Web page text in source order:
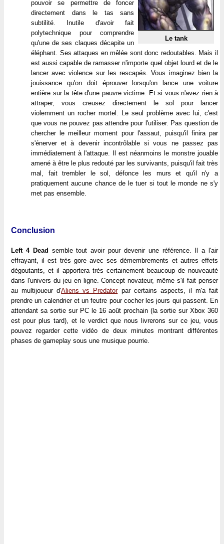
Le tank
pouvoir se permettre de foncer
directement dans le tas sans
subtilité. Inutile d'avoir fait
polytechnique pour comprendre
qu'une de ses claques décapite un
éléphant. Ses attaques en mêlée sont donc redoutables. Mais il
est aussi capable de ramasser n'importe quel objet lourd et de le
lancer avec violence sur les rescapés. Vous imaginez bien la
jouissance qu'on doit éprouver lorsqu'on lance une voiture
entière sur la tête d'une pauvre victime. Et si vous n'avez rien à
attraper, vous creusez directement le sol pour lancer
violemment un rocher mortel. Le seul problème avec lui, c'est
que vous ne pouvez pas attendre pour l'utiliser. Pas question de
chercher le meilleur moment pour l'assaut, puisqu'il finira par
s'énerver et à devenir incontrôlable si vous ne passez pas
immédiatement à l'attaque. Il est néanmoins le monstre jouable
amené à être le plus redouté par les survivants, puisqu'il fait très
mal, fait trembler le sol, défonce les murs et qu'il n'y a
pratiquement aucune chance de le tuer si tout le monde ne s'y
met pas ensemble.
Conclusion
Left 4 Dead semble tout avoir pour devenir une référence. Il a l'air
effrayant, il est très gore avec ses démembrements et autres effets
dégoutants, et il apportera très certainement beaucoup de nouveauté
dans l'univers du jeu en ligne. Concept novateur, même s'il fait penser
au multijoueur d'Aliens vs Predatorpar certains aspects, il m'a fait
prendre un calendrier et un feutre pour cocher les jours qui passent. En
attendant sa sortie sur PC le 16 août prochain (la sortie sur Xbox 360
est pour plus tard), et le verdict que nous livrerons sur ce jeu, vous
pouvez regarder cette vidéo de deux minutes montrant différentes
phases de gameplay sous une musique pourrie.